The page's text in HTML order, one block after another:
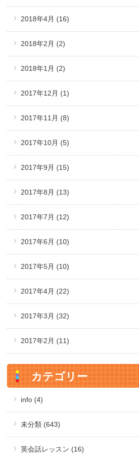
2018年4月 (16)
2018年2月 (2)
2018年1月 (2)
2017年12月 (1)
2017年11月 (8)
2017年10月 (5)
2017年9月 (15)
2017年8月 (13)
2017年7月 (12)
2017年6月 (10)
2017年5月 (10)
2017年4月 (22)
2017年3月 (32)
2017年2月 (11)
カテゴリー
info (4)
未分類 (643)
英会話レッスン (16)